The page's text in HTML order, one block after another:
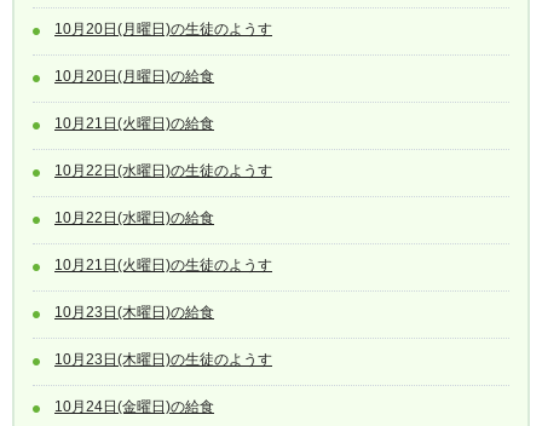
10月20日(月曜日)の生徒のようす
10月20日(月曜日)の給食
10月21日(火曜日)の給食
10月22日(水曜日)の生徒のようす
10月22日(水曜日)の給食
10月21日(火曜日)の生徒のようす
10月23日(木曜日)の給食
10月23日(木曜日)の生徒のようす
10月24日(金曜日)の給食